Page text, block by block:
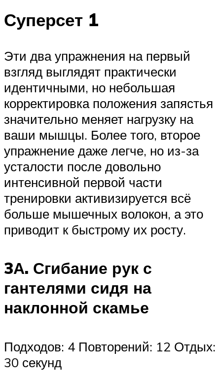
Суперсет 1
Эти два упражнения на первый
взгляд выглядят практически
идентичными, но небольшая
корректировка положения запястья
значительно меняет нагрузку на
ваши мышцы. Более того, второе
упражнение даже легче, но из-за
усталости после довольно
интенсивной первой части
тренировки активизируется всё
больше мышечных волокон, а это
приводит к быстрому их росту.
3А. Сгибание рук с
гантелями сидя на
наклонной скамье
Подходов: 4 Повторений: 12 Отдых:
30 секунд